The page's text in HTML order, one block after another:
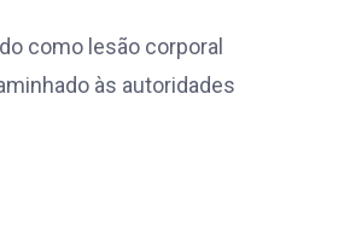
como lesão corporal
às autoridades